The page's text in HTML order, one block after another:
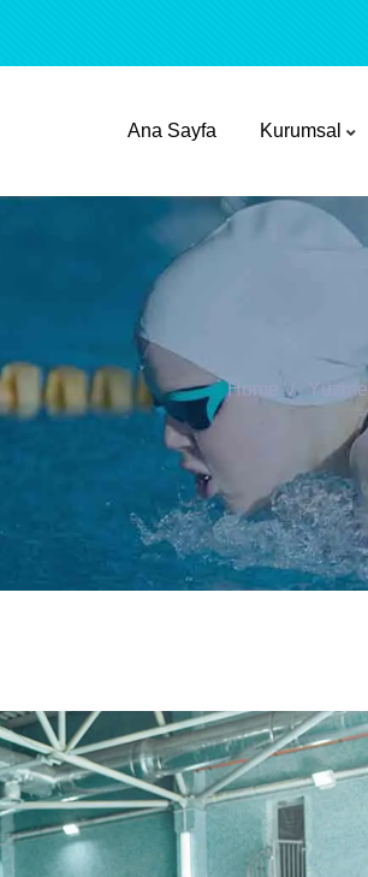
Ana Sayfa Kurumsal
Home Yüzme